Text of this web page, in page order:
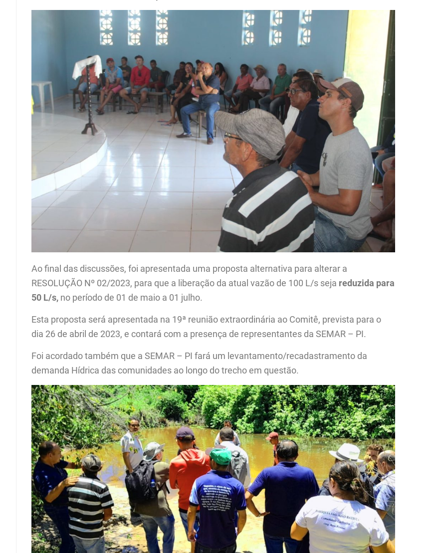
Ao final das discussões, foi apresentada uma proposta alternativa para alterar a
RESOLUÇÃO Nº 02/2023, para que a liberação da atual vazão de 100 L/s seja reduzida para
50 L/s, no período de 01 de maio a 01 julho.
Esta proposta será apresentada na 19ª reunião extraordinária ao Comitê, prevista para o
dia 26 de abril de 2023, e contará com a presença de representantes da SEMAR – PI.
Foi acordado também que a SEMAR – PI fará um levantamento/recadastramento da
demanda Hídrica das comunidades ao longo do trecho em questão.